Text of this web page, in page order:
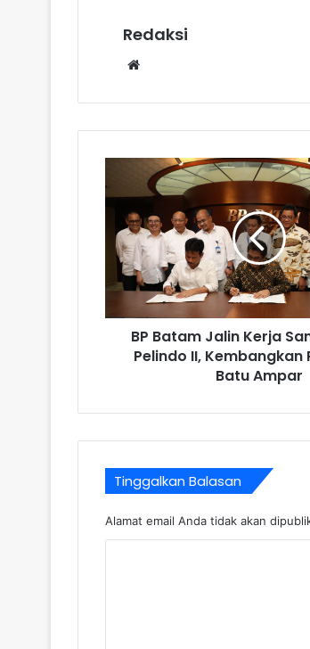
Redaksi
BP Batam Jalin Kerja
Pelindo II, Kembangkan
Batu Ampar
Tinggalkan Balasan
Alamat email Anda tidak akan